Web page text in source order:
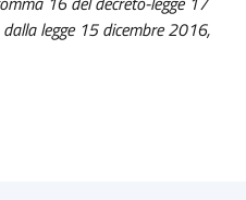
legge 15 dicembre 2016,